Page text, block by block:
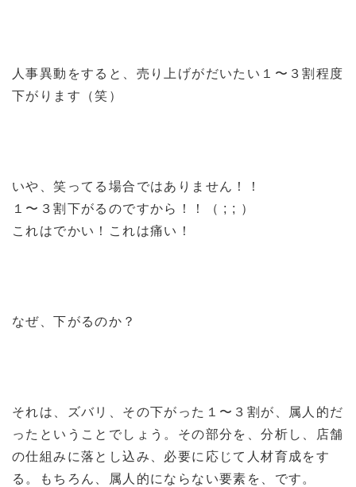
人事異動をすると、売り上げがだいたい１〜３割程度
下がります（笑）
いや、笑ってる場合ではありません！！
１〜３割下がるのですから！！（ ; ; ）
これはでかい！これは痛い！
なぜ、下がるのか？
それは、ズバリ、その下がった１〜３割が、属人的だ
ったということでしょう。その部分を、分析し、店舗
の仕組みに落とし込み、必要に応じて人材育成をす
る。もちろん、属人的にならない要素を、です。